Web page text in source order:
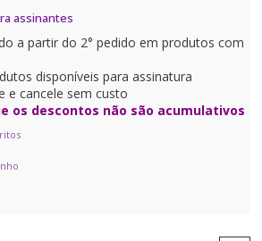
a partir do 2° pedido em produtos com
disponíveis para assinatura
e cancele sem custo
os descontos não são acumulativos